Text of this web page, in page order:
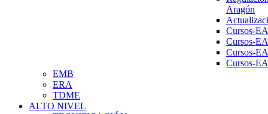
Aragón
Cursos-
Cursos-
Cursos-
Cursos-
EMB
ERA
TDME
ALTO NIVEL